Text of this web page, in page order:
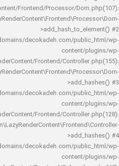
Frontend/Processor/
decoka/domains/decokadeh.com/
LazyRenderContent/Frontend/
decoka/domains/decokadeh.com/
LazyRenderContent/Frontend/
decoka/domains/decokadeh.com/